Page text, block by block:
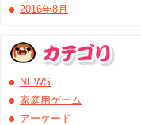
2016年8月
NEWS
家庭用ゲーム
アーケード